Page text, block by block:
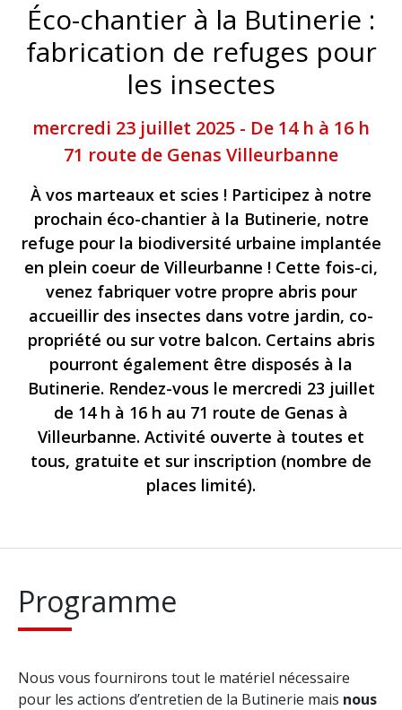
Éco-chantier à la Butinerie :
fabrication de refuges pour
les insectes
mercredi 23 juillet 2025 - De 14 h à 16 h
71 route de Genas Villeurbanne
À vos marteaux et scies ! Participez à notre
prochain éco-chantier à la Butinerie, notre
refuge pour la biodiversité urbaine implantée
en plein coeur de Villeurbanne ! Cette fois-ci,
venez fabriquer votre propre abris pour
accueillir des insectes dans votre jardin, co-
propriété ou sur votre balcon. Certains abris
pourront également être disposés à la
Butinerie. Rendez-vous le mercredi 23 juillet
de 14 h à 16 h au 71 route de Genas à
Villeurbanne. Activité ouverte à toutes et
tous, gratuite et sur inscription (nombre de
places limité).
Programme
Nous vous fournirons tout le matériel nécessaire
pour les actions d’entretien de la Butinerie mais nous